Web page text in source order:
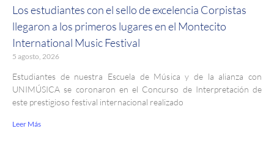
Los estudiantes con el sello de excelencia Corpistas
llegaron a los primeros lugares en el Montecito
International Music Festival
5 agosto, 2026
Estudiantes de nuestra Escuela de Música y de la alianza con
UNIMÚSICA se coronaron en el Concurso de Interpretación de
este prestigioso festival internacional realizado
Leer Más